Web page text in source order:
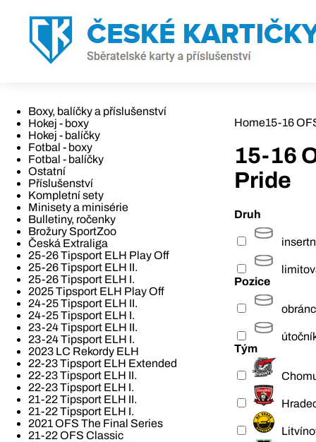
Boxy, balíčky a příslušenství
Hokej - boxy
Hokej - balíčky
Fotbal - boxy
Fotbal - balíčky
Ostatní
Příslušenství
Kompletní sety
Minisety a minisérie
Bulletiny, ročenky
Brožury SportZoo
Česká Extraliga
25-26 Tipsport ELH Play Off
25-26 Tipsport ELH II.
25-26 Tipsport ELH I.
2025 Tipsport ELH Play Off
24-25 Tipsport ELH II.
24-25 Tipsport ELH I.
23-24 Tipsport ELH II.
23-24 Tipsport ELH I.
2023 LC Rekordy ELH
22-23 Tipsport ELH Extended
22-23 Tipsport ELH II.
22-23 Tipsport ELH I.
21-22 Tipsport ELH II.
21-22 Tipsport ELH I.
2021 OFS The Final Series
21-22 OFS Classic
Home15-16
15-16
Pride
Druh
Pozice
Tým